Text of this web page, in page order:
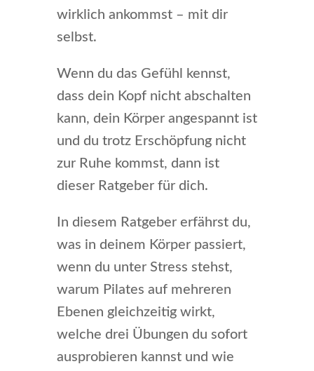
wirklich ankommst – mit dir
selbst.
Wenn du das Gefühl kennst,
dass dein Kopf nicht abschalten
kann, dein Körper angespannt ist
und du trotz Erschöpfung nicht
zur Ruhe kommst, dann ist
dieser Ratgeber für dich.
In diesem Ratgeber erfährst du,
was in deinem Körper passiert,
wenn du unter Stress stehst,
warum Pilates auf mehreren
Ebenen gleichzeitig wirkt,
welche drei Übungen du sofort
ausprobieren kannst und wie